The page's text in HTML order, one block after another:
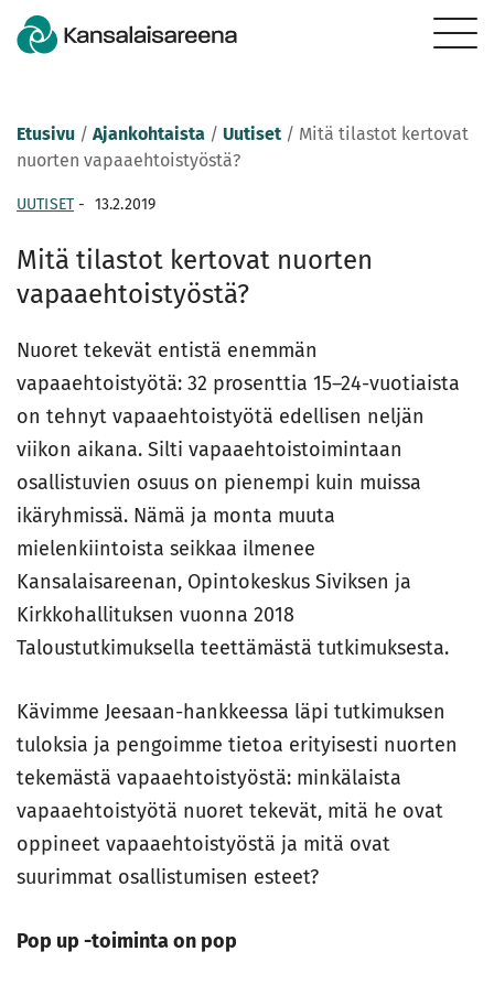
Etusivu / Ajankohtaista / Uutiset / Mitä tilastot kertovat
nuorten vapaaehtoistyöstä?
UUTISET - 13.2.2019
Mitä tilastot kertovat nuorten
vapaaehtoistyöstä?
Nuoret tekevät entistä enemmän
vapaaehtoistyötä: 32 prosenttia 15–24-vuotiaista
on tehnyt vapaaehtoistyötä edellisen neljän
viikon aikana. Silti vapaaehtoistoimintaan
osallistuvien osuus on pienempi kuin muissa
ikäryhmissä. Nämä ja monta muuta
mielenkiintoista seikkaa ilmenee
Kansalaisareenan, Opintokeskus Siviksen ja
Kirkkohallituksen vuonna 2018
Taloustutkimuksella teettämästä tutkimuksesta.
Kävimme Jeesaan-hankkeessa läpi tutkimuksen
tuloksia ja pengoimme tietoa erityisesti nuorten
tekemästä vapaaehtoistyöstä: minkälaista
vapaaehtoistyötä nuoret tekevät, mitä he ovat
oppineet vapaaehtoistyöstä ja mitä ovat
suurimmat osallistumisen esteet?
Pop up -toiminta on pop